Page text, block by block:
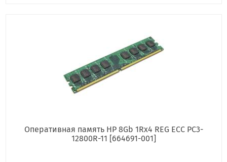
Оперативная память HP 8Gb 1Rx4 REG ECC PC3-
12800R-11 [664691-001]